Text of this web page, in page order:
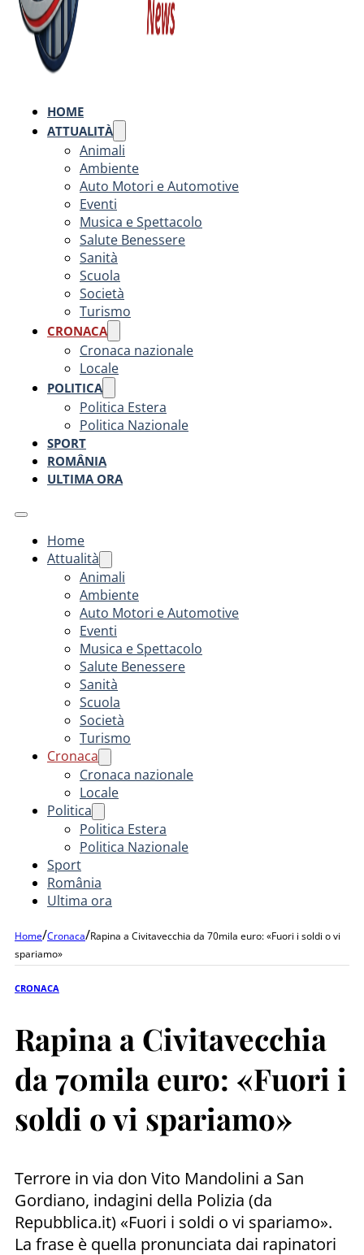
HOME
ATTUALITÀ
Animali
Ambiente
Auto Motori e Automotive
Eventi
Musica e Spettacolo
Salute Benessere
Sanità
Scuola
Società
Turismo
CRONACA
Cronaca nazionale
Locale
POLITICA
Politica Estera
Politica Nazionale
SPORT
ROMÂNIA
ULTIMA ORA
Home
Attualità
Animali
Ambiente
Auto Motori e Automotive
Eventi
Musica e Spettacolo
Salute Benessere
Sanità
Scuola
Società
Turismo
Cronaca
Cronaca nazionale
Locale
Politica
Politica Estera
Politica Nazionale
Sport
România
Ultima ora
Home/Cronaca/Rapina a Civitavecchia da 70mila euro: «Fuori i soldi o vi
spariamo»
CRONACA
Rapina a Civitavecchia
da 70mila euro: «Fuori i
soldi o vi spariamo»
Terrore in via don Vito Mandolini a San
Gordiano, indagini della Polizia (da
Repubblica.it) «Fuori i soldi o vi spariamo».
La frase è quella pronunciata dai rapinatori